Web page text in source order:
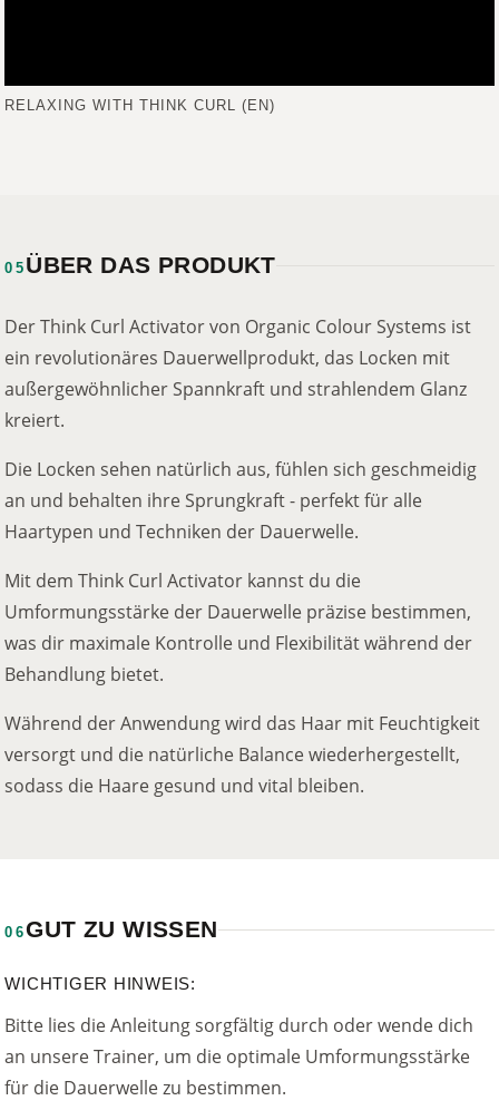
RELAXING WITH THINK CURL (EN)
05 ÜBER DAS PRODUKT
Der Think Curl Activator von Organic Colour Systems ist
ein revolutionäres Dauerwellprodukt, das Locken mit
außergewöhnlicher Spannkraft und strahlendem Glanz
kreiert.
Die Locken sehen natürlich aus, fühlen sich geschmeidig
an und behalten ihre Sprungkraft - perfekt für alle
Haartypen und Techniken der Dauerwelle.
Mit dem Think Curl Activator kannst du die
Umformungsstärke der Dauerwelle präzise bestimmen,
was dir maximale Kontrolle und Flexibilität während der
Behandlung bietet.
Während der Anwendung wird das Haar mit Feuchtigkeit
versorgt und die natürliche Balance wiederhergestellt,
sodass die Haare gesund und vital bleiben.
06GUT ZU WISSEN
WICHTIGER HINWEIS:
Bitte lies die Anleitung sorgfältig durch oder wende dich
an unsere Trainer, um die optimale Umformungsstärke
für die Dauerwelle zu bestimmen.